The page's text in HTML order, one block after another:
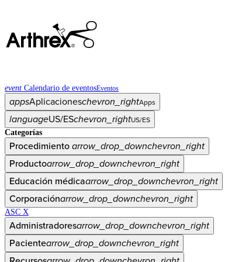
event Calendario de eventosEventos
appsAplicacioneschevron_rightApps
languageUS/ESchevron_rightUS/ES
Categorías
Procedimientoarrow_drop_downchevron_right
Productoarrow_drop_downchevron_right
Educación médicaarrow_drop_downchevron_right
Corporaciónarrow_drop_downchevron_right
ASC X
Administradoresarrow_drop_downchevron_right
Pacientearrow_drop_downchevron_right